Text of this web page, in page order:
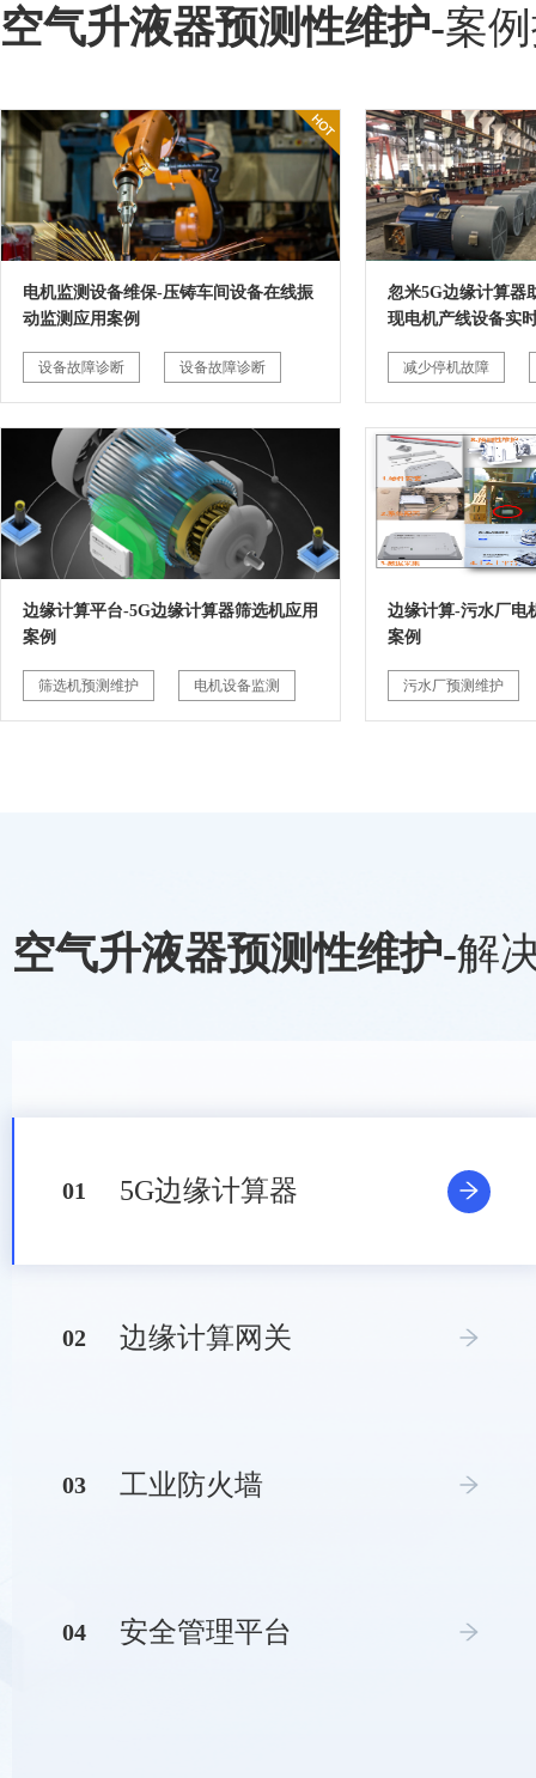
空气升液器预测性维护-案
电机监测设备维保-压铸车间设备在线振
动监测应用案例
设备故障诊断 设备故障诊断
忽米5G边缘计算器
现电机产线设备实
减少停机故障
边缘计算平台-5G边缘计算器筛选机应用
案例
筛选机预测维护 电机设备监测
边缘计算-污水厂电
案例
污水厂预测维护
空气升液器预测性维护-解
01 5G边缘计算器
02 边缘计算网关
03 工业防火墙
04 安全管理平台